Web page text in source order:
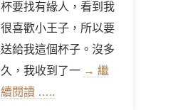
杯要找有緣人，看到我
很喜歡小王子，所以要
送給我這個杯子。沒多
久，我收到了一 → 繼
續閱讀 …..